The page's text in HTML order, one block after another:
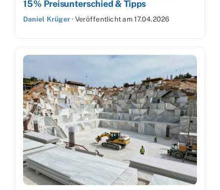
15 % Preisunterschied & Tipps
Daniel Krüger· Veröffentlicht am17.04.2026